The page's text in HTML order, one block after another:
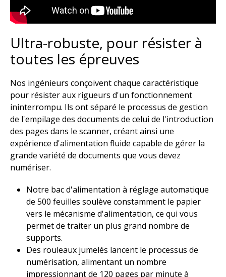
Ultra-robuste, pour résister à
toutes les épreuves​
Nos ingénieurs conçoivent chaque caractéristique
pour résister aux rigueurs d'un fonctionnement
ininterrompu. ​Ils ont séparé le processus de gestion
de l'empilage des documents de celui de l'introduction
des pages dans le scanner, créant ainsi une
expérience d'alimentation fluide capable de gérer la
grande variété de documents que vous devez
numériser.​
Notre bac d'alimentation à réglage automatique
de 500 feuilles soulève constamment le papier
vers le mécanisme d'alimentation, ce qui vous
permet de traiter un plus grand nombre de
supports. ​
Des rouleaux jumelés lancent le processus de
numérisation, alimentant un nombre
impressionnant de 120 pages par minute à